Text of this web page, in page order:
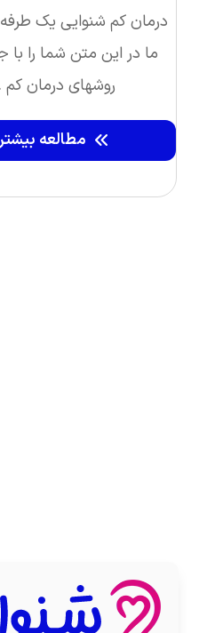
درمان کم شنوایی یک
ما در این متن شما را با
روشهای درمان کم
مطالعه